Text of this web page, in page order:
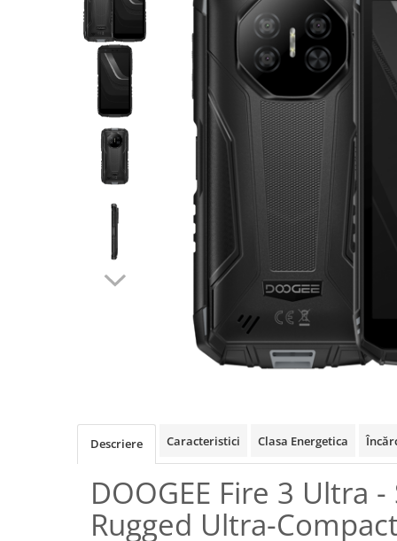
Accesorii telefoane
Huse protectie
Accesorii smartwatch
ELECTROCASNICE
Aparate de Gătit
Oală sub Presiune
Mașini de Spălat Vase
Mașini de Spălat Rufe
Roboți Curătenie
Roboți Aspirator
Roboți Geamuri
Descriere Caracteristici Clasa Energetica
DOOGEE Fire 3 Ultra
Rugged Ultra-